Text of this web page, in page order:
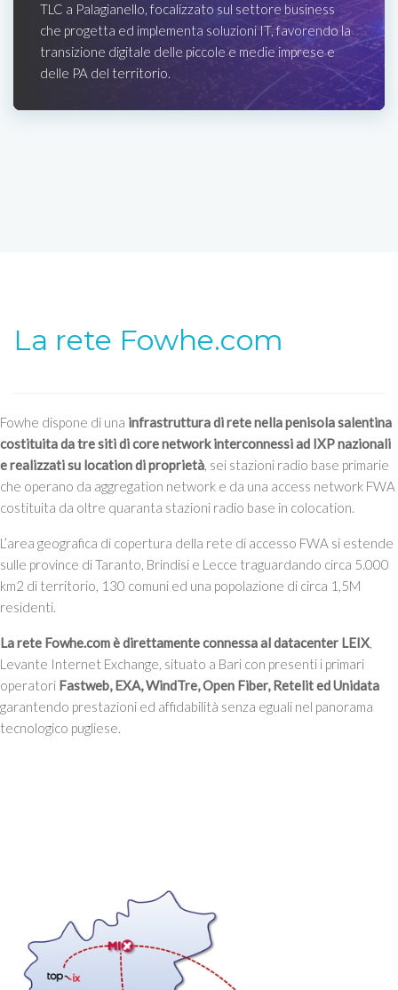
TLC a Palagianello, focalizzato sul settore business
che progetta ed implementa soluzioni IT, favorendo la
transizione digitale delle piccole e medie imprese e
delle PA del territorio.
La rete Fowhe.com
Fowhe dispone di una infrastruttura di rete nella penisola salentina
costituita da tre siti di core network interconnessi ad IXP nazionali
e realizzati su location di proprietà, sei stazioni radio base primarie
che operano da aggregation network e da una access network FWA
costituita da oltre quaranta stazioni radio base in colocation.
L’area geografica di copertura della rete di accesso FWA si estende
sulle province di Taranto, Brindisi e Lecce traguardando circa 5.000
km2 di territorio, 130 comuni ed una popolazione di circa 1,5M
residenti.
La rete Fowhe.com è direttamente connessa al datacenter LEIX,
Levante Internet Exchange, situato a Bari con presenti i primari
operatori Fastweb, EXA, WindTre, Open Fiber, Retelit ed Unidata
garantendo prestazioni ed affidabilità senza eguali nel panorama
tecnologico pugliese.